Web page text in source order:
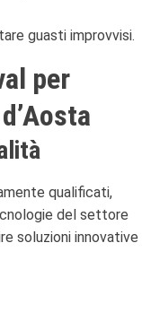
guasti improvvisi.
per
qualificati,
del settore
soluzioni innovative